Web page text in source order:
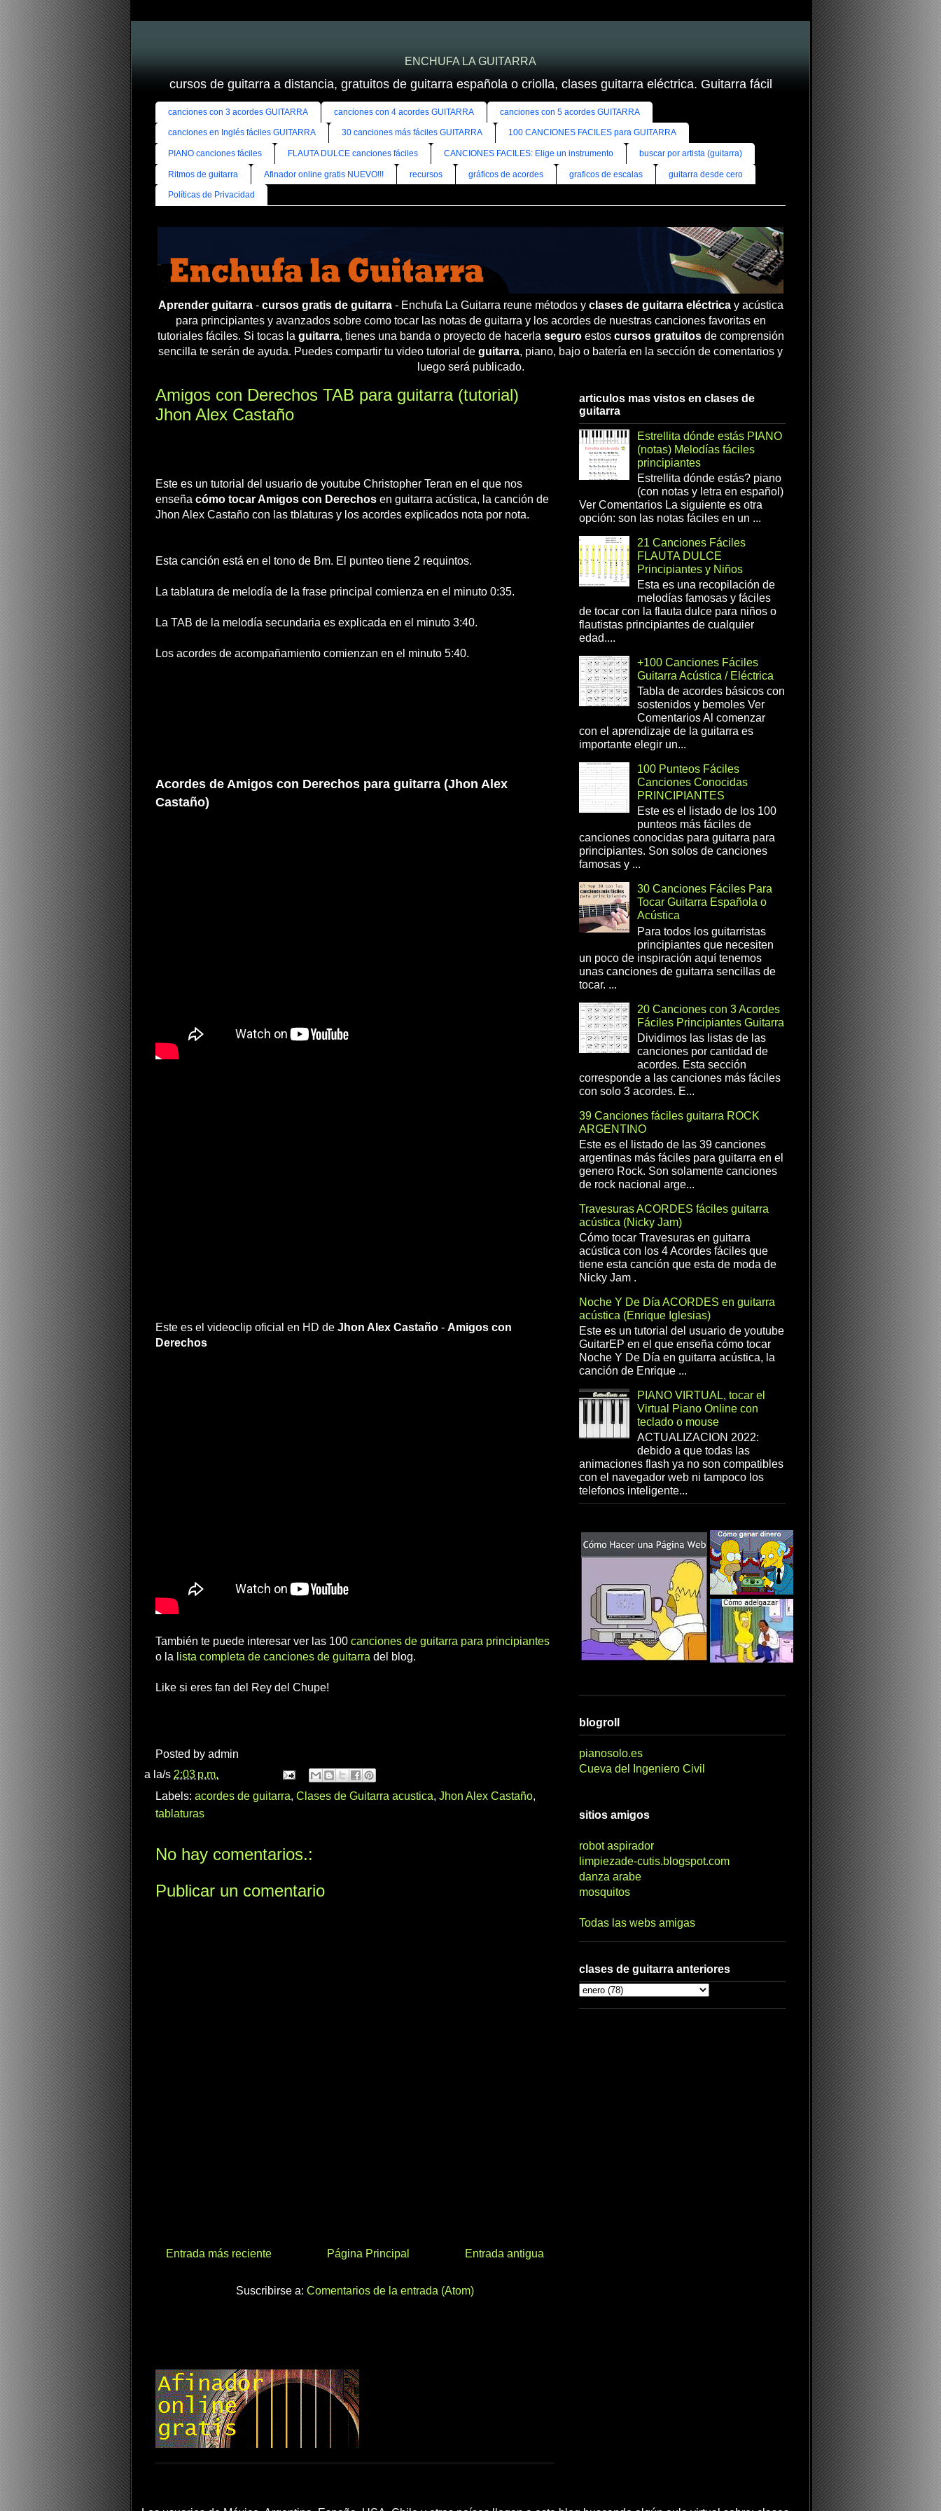
ENCHUFA LA GUITARRA
cursos de guitarra a distancia, gratuitos de guitarra española o criolla, clases guitarra eléctrica. Guitarra fácil
canciones con 3 acordes GUITARRA canciones con 4 acordes GUITARRA canciones con 5 acordes GUITARRA
canciones en Inglés fáciles GUITARRA 30 canciones más fáciles GUITARRA 100 CANCIONES FACILES para GUITARRA
PIANO canciones fáciles FLAUTA DULCE canciones fáciles CANCIONES FACILES: Elige un instrumento buscar por artista (guitarra)
Ritmos de guitarra Afinador online gratis NUEVO!!! recursos gráficos de acordes graficos de escalas guitarra desde cero
Políticas de Privacidad
Aprender guitarra- cursos gratis de guitarra- Enchufa La Guitarra reune métodos y clases de guitarra eléctricay acústica
para principiantes y avanzados sobre como tocar las notas de guitarra y los acordes de nuestras canciones favoritas en
tutoriales fáciles. Si tocas la guitarra, tienes una banda o proyecto de hacerla seguroestos cursos gratuitosde comprensión
sencilla te serán de ayuda. Puedes compartir tu video tutorial de guitarra, piano, bajo o batería en la sección de comentarios y
luego será publicado.
Amigos con Derechos TAB para guitarra (tutorial)
Jhon Alex Castaño
Este es un tutorial del usuario de youtube Christopher Teran en el que nos
enseña cómo tocar Amigos con Derechos en guitarra acústica, la canción de
Jhon Alex Castaño con las tblaturas y los acordes explicados nota por nota.
Esta canción está en el tono de Bm. El punteo tiene 2 requintos.
La tablatura de melodía de la frase principal comienza en el minuto 0:35.
La TAB de la melodía secundaria es explicada en el minuto 3:40.
Los acordes de acompañamiento comienzan en el minuto 5:40.
Acordes de Amigos con Derechos para guitarra (Jhon Alex
Castaño)
Este es el videoclip oficial en HD de Jhon Alex Castaño - Amigos con
Derechos
También te puede interesar ver las 100 canciones de guitarra para principiantes
o la lista completa de canciones de guitarra del blog.
Like si eres fan del Rey del Chupe!
Posted by admin
a la/s 2:03 p.m.
Labels: acordes de guitarra, Clases de Guitarra acustica, Jhon Alex Castaño,
tablaturas
No hay comentarios.:
Publicar un comentario
Entrada más reciente Entrada antigua
Página Principal
Suscribirse a: Comentarios de la entrada (Atom)
articulos mas vistos en clases de
guitarra
Estrellita dónde estás PIANO
(notas) Melodías fáciles
principiantes
Estrellita dónde estás? piano
(con notas y letra en español)
Ver Comentarios La siguiente es otra
opción: son las notas fáciles en un ...
21 Canciones Fáciles
FLAUTA DULCE
Principiantes y Niños
Esta es una recopilación de
melodías famosas y fáciles
de tocar con la flauta dulce para niños o
flautistas principiantes de cualquier
edad....
+100 Canciones Fáciles
Guitarra Acústica / Eléctrica
Tabla de acordes básicos con
sostenidos y bemoles Ver
Comentarios Al comenzar
con el aprendizaje de la guitarra es
importante elegir un...
100 Punteos Fáciles
Canciones Conocidas
PRINCIPIANTES
Este es el listado de los 100
punteos más fáciles de
canciones conocidas para guitarra para
principiantes. Son solos de canciones
famosas y ...
30 Canciones Fáciles Para
Tocar Guitarra Española o
Acústica
Para todos los guitarristas
principiantes que necesiten
un poco de inspiración aquí tenemos
unas canciones de guitarra sencillas de
tocar. ...
20 Canciones con 3 Acordes
Fáciles Principiantes Guitarra
Dividimos las listas de las
canciones por cantidad de
acordes. Esta sección
corresponde a las canciones más fáciles
con solo 3 acordes. E...
39 Canciones fáciles guitarra ROCK
ARGENTINO
Este es el listado de las 39 canciones
argentinas más fáciles para guitarra en el
genero Rock. Son solamente canciones
de rock nacional arge...
Travesuras ACORDES fáciles guitarra
acústica (Nicky Jam)
Cómo tocar Travesuras en guitarra
acústica con los 4 Acordes fáciles que
tiene esta canción que esta de moda de
Nicky Jam .
Noche Y De Día ACORDES en guitarra
acústica (Enrique Iglesias)
Este es un tutorial del usuario de youtube
GuitarEP en el que enseña cómo tocar
Noche Y De Día en guitarra acústica, la
canción de Enrique ...
PIANO VIRTUAL, tocar el
Virtual Piano Online con
teclado o mouse
ACTUALIZACION 2022:
debido a que todas las
animaciones flash ya no son compatibles
con el navegador web ni tampoco los
telefonos inteligente...
blogroll
pianosolo.es
Cueva del Ingeniero Civil
sitios amigos
robot aspirador
limpiezade-cutis.blogspot.com
danza arabe
mosquitos
Todas las webs amigas
clases de guitarra anteriores